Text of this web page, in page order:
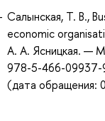
Салынская, Т. В.,
economic
А. А. Ясницкая. —
978-5-466-
(дата обращения: